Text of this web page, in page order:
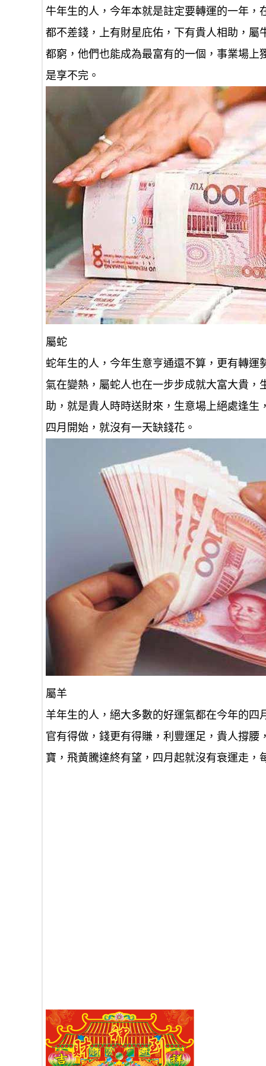
牛年生的人，今年本就是註定要轉運的一年
都不差錢，上有財星庇佑，下有貴人相助，
都窮，他們也能成為最富有的一個，事業場
是享不完。
屬蛇
蛇年生的人，今年生意亨通還不算，更有轉
氣在變熱，屬蛇人也在一步步成就大富大貴，
助，就是貴人時時送財來，生意場上絕處逢
四月開始，就沒有一天缺錢花。
屬羊
羊年生的人，絕大多數的好運氣都在今年的
官有得做，錢更有得賺，利豐運足，貴人撐
寶，飛黃騰達終有望，四月起就沒有衰運走